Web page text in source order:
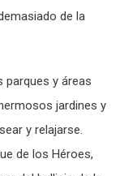
de la
parques y áreas
jardines y
y relajarse.
de los Héroes,